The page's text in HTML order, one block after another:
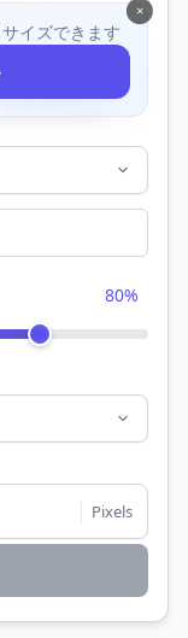
×
イズできます
80%
Pixels